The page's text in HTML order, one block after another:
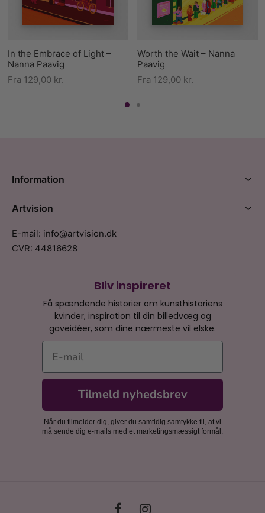
In the Embrace of Light –
Nanna Paavig
Fra 129,00 kr.
Worth the Wait – Nanna
Paavig
Fra 129,00 kr.
Bliv inspireret
Få spændende historier om kunsthistoriens
kvinder, inspiration til din billedvæg og
gaveidéer, som dine nærmeste vil elske.
E-mail
Tilmeld nyhedsbrev
Når du tilmelder dig, giver du samtidig samtykke til, at vi
må sende dig e-mails med et marketingsmæssigt formål.
Information
Artvision
E-mail: info@artvision.dk
CVR: 44816628